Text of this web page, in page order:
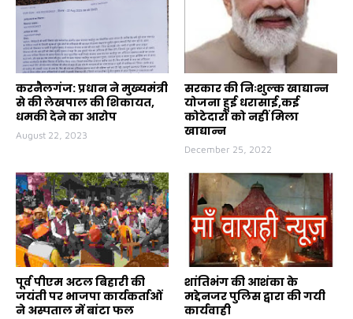
करनैलगंज: प्रधान ने मुख्यमंत्री
से की लेखपाल की शिकायत,
धमकी देने का आरोप
August 22, 2023
सरकार की निःशुल्क खाद्यान्न
योजना हुई धरासाई,कई
कोटेदारों को नहीं मिला
खाद्यान्न
December 25, 2022
पूर्व पीएम अटल बिहारी की
जयंती पर भाजपा कार्यकर्ताओं
ने अस्पताल में बांटा फल
शांतिभंग की आशंका के
मद्देनजर पुलिस द्वारा की गयी
कार्यवाही